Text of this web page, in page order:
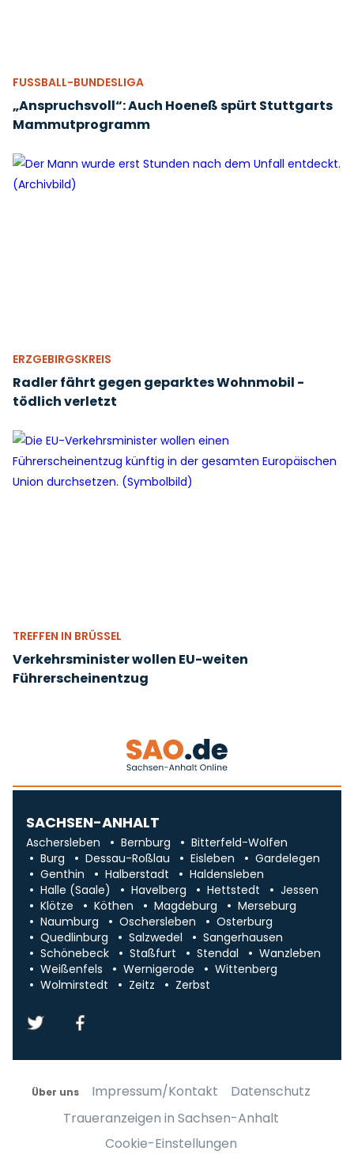
FUSSBALL-BUNDESLIGA
„Anspruchsvoll“: Auch Hoeneß spürt Stuttgarts
Mammutprogramm
ERZGEBIRGSKREIS
Radler fährt gegen geparktes Wohnmobil -
tödlich verletzt
TREFFEN IN BRÜSSEL
Verkehrsminister wollen EU-weiten
Führerscheinentzug
SACHSEN-ANHALT
Aschersleben Bernburg
Bitterfeld-Wolfen
Burg
Dessau-Roßlau Eisleben
Gardelegen
Genthin
Halberstadt
Haldensleben
Halle (Saale)
Havelberg Hettstedt
Jessen
Klötze
Köthen Magdeburg
Merseburg
Naumburg
Oschersleben
Osterburg
Quedlinburg
Salzwedel
Sangerhausen
Schönebeck
Staßfurt Stendal
Wanzleben
Weißenfels
Wernigerode
Wittenberg
Wolmirstedt
Zeitz Zerbst
Über uns Impressum/Kontakt
Datenschutz
Traueranzeigen in Sachsen-Anhalt
Cookie-Einstellungen